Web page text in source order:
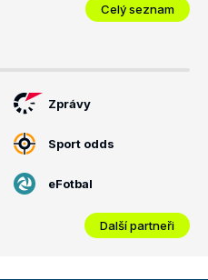
Celý seznam
Zprávy
Sport odds
eFotbal
Další partneři